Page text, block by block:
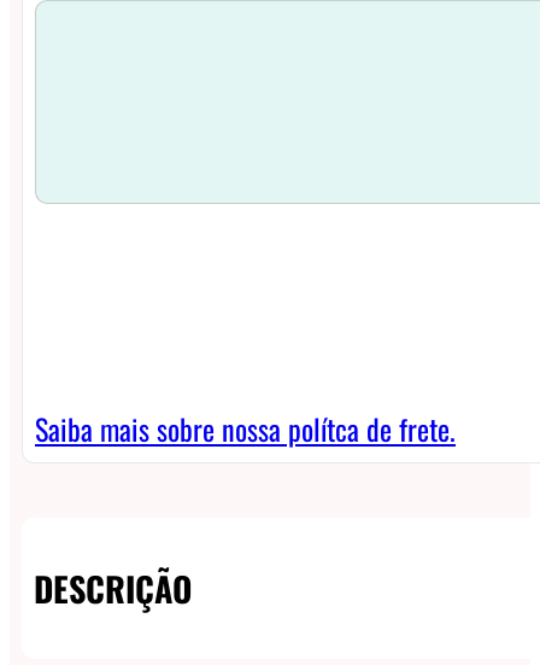
Saiba mais sobre nossa polítca de frete.
DESCRIÇÃO